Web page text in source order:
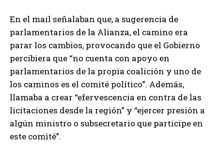
En el mail señalaban que, a sugerencia de
parlamentarios de la Alianza, el camino era
parar los cambios, provocando que el Gobierno
percibiera que “no cuenta con apoyo en
parlamentarios de la propia coalición y uno de
los caminos es el comité político”. Además,
llamaba a crear “efervescencia en contra de las
licitaciones desde la región” y “ejercer presión a
algún ministro o subsecretario que participe en
este comité”.